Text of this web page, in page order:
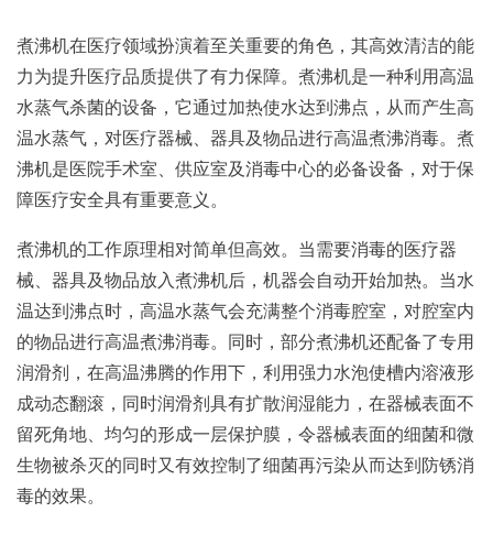
煮沸机在医疗领域扮演着至关重要的角色，其高效清洁的能
力为提升医疗品质提供了有力保障。煮沸机是一种利用高温
水蒸气杀菌的设备，它通过加热使水达到沸点，从而产生高
温水蒸气，对医疗器械、器具及物品进行高温煮沸消毒。煮
沸机是医院手术室、供应室及消毒中心的必备设备，对于保
障医疗安全具有重要意义。
煮沸机的工作原理相对简单但高效。当需要消毒的医疗器
械、器具及物品放入煮沸机后，机器会自动开始加热。当水
温达到沸点时，高温水蒸气会充满整个消毒腔室，对腔室内
的物品进行高温煮沸消毒。同时，部分煮沸机还配备了专用
润滑剂，在高温沸腾的作用下，利用强力水泡使槽内溶液形
成动态翻滚，同时润滑剂具有扩散润湿能力，在器械表面不
留死角地、均匀的形成一层保护膜，令器械表面的细菌和微
生物被杀灭的同时又有效控制了细菌再污染从而达到防锈消
毒的效果。